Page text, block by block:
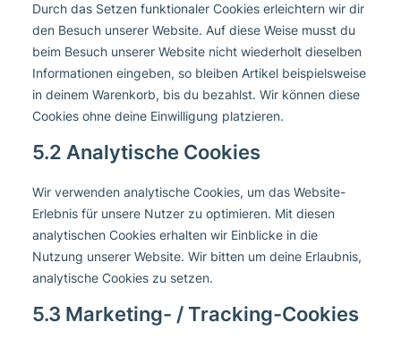
Durch das Setzen funktionaler Cookies erleichtern wir dir
den Besuch unserer Website. Auf diese Weise musst du
beim Besuch unserer Website nicht wiederholt dieselben
Informationen eingeben, so bleiben Artikel beispielsweise
in deinem Warenkorb, bis du bezahlst. Wir können diese
Cookies ohne deine Einwilligung platzieren.
5.2 Analytische Cookies
Wir verwenden analytische Cookies, um das Website-
Erlebnis für unsere Nutzer zu optimieren. Mit diesen
analytischen Cookies erhalten wir Einblicke in die
Nutzung unserer Website. Wir bitten um deine Erlaubnis,
analytische Cookies zu setzen.
5.3 Marketing- / Tracking-Cookies